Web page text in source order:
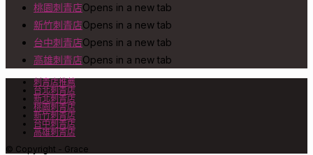
桃園刺青店Opens in a new tab
新竹刺青店Opens in a new tab
台中刺青店Opens in a new tab
高雄刺青店Opens in a new tab
刺青店推薦
台北刺青店
新北刺青店
桃園刺青店
新竹刺青店
台中刺青店
高雄刺青店
© Copyright - Grace